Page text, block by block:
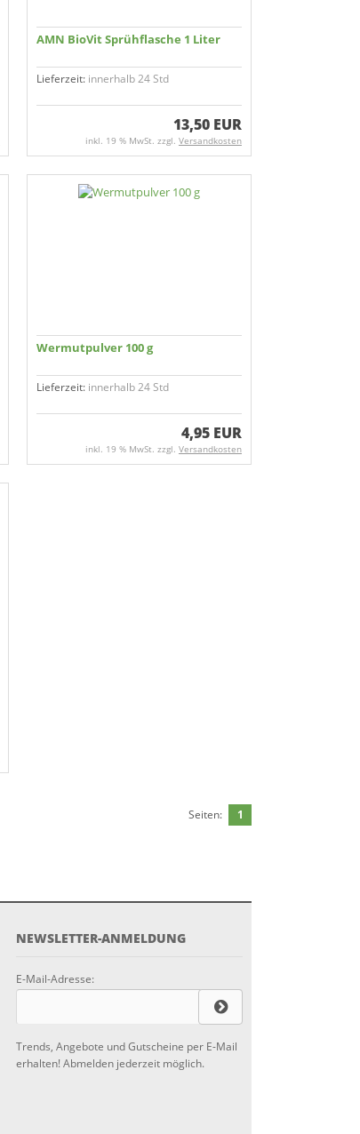
AMN BioVit Sprühflasche 1 Liter
Lieferzeit: innerhalb 24 Std
13,50 EUR
inkl. 19 % MwSt. zzgl. Versandkosten
Wermutpulver 100 g
Lieferzeit: innerhalb 24 Std
4,95 EUR
inkl. 19 % MwSt. zzgl. Versandkosten
Seiten: 1
NEWSLETTER-ANMELDUNG
E-Mail-Adresse:
Trends, Angebote und Gutscheine per E-Mail
erhalten! Abmelden jederzeit möglich.